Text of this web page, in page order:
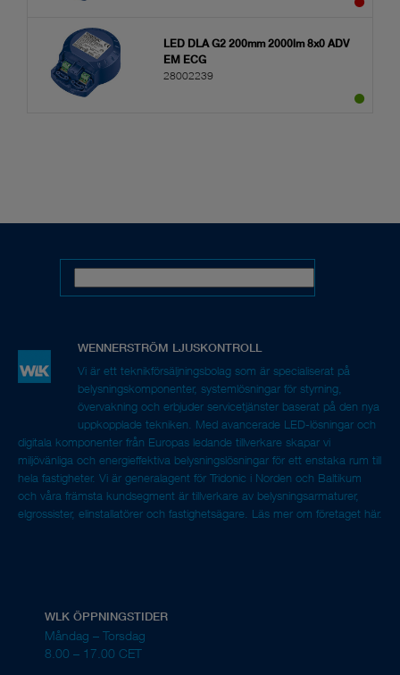
LED DLA G2 200mm 2000lm 8x0 ADV
EM ECG
28002239
Vi är ett teknikförsäljningsbolag som är specialiserat på
belysningskomponenter, systemlösningar för styrning,
övervakning och erbjuder servicetjänster baserat på den nya
uppkopplade tekniken. Med avancerade LED-lösningar och
digitala komponenter från Europas ledande tillverkare skapar vi
miljövänliga och energieffektiva belysningslösningar för ett enstaka rum till
hela fastigheter. Vi är generalagent för Tridonic i Norden och Baltikum
och våra främsta kundsegment är tillverkare av belysningsarmaturer,
elgrossister, elinstallatörer och fastighetsägare. Läs mer om företaget här.
WLK ÖPPNINGSTIDER
Måndag – Torsdag
8.00 – 17.00 CET